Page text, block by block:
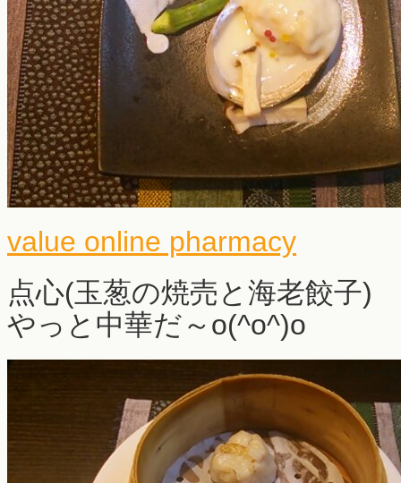
value online pharmacy
点心(玉葱の焼売と海老餃子)
やっと中華だ～o(^o^)o